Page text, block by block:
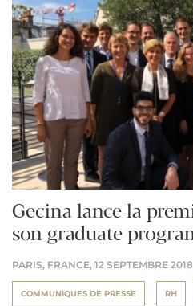
Gecina lance la
son graduate
PARIS, FRANCE, 12 SEPTEMBRE 2018
COMMUNIQUES DE PRESSE RH